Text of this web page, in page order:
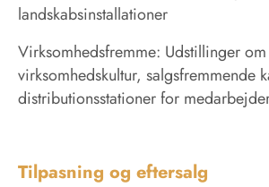
landskabsinstallationer
Virksomhedsfremme: Udstillinger om
virksomhedskultur, salgsfremmende
distributionsstationer for
Tilpasning og eftersalg